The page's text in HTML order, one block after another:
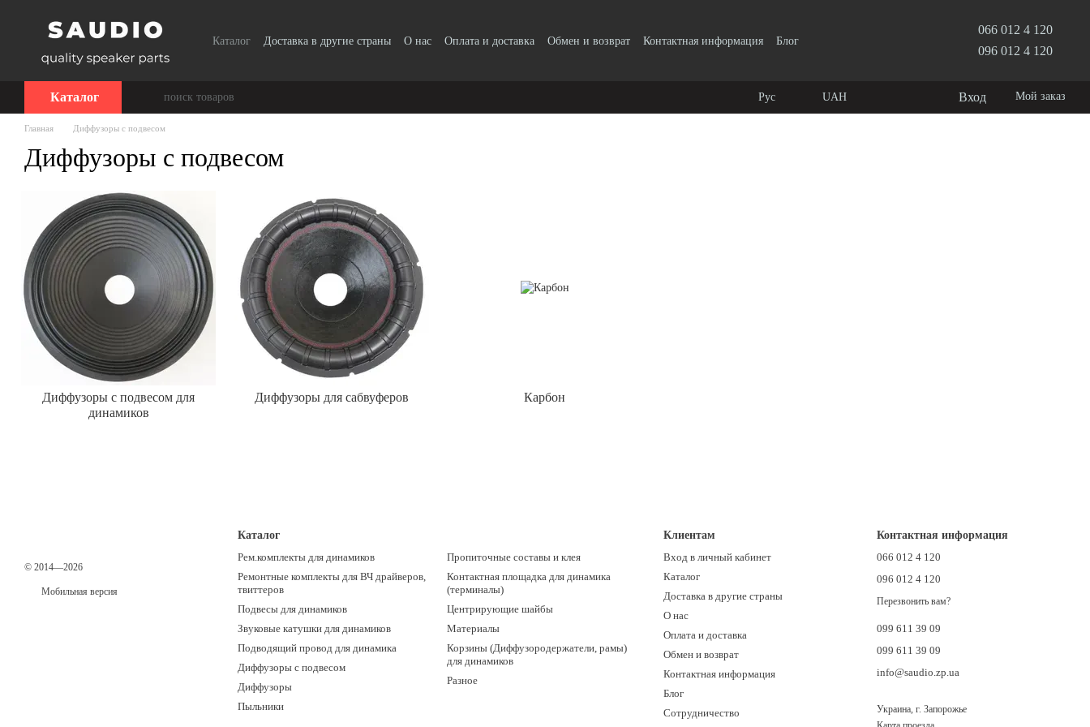
Каталог Доставка в другие страны О нас Оплата и доставка Обмен и возврат Контактная информация
Блог
066 012 4 120
096 012 4 120
Каталог Рус UAH Вход Мой заказ
Главная Диффузоры с подвесом
Диффузоры с подвесом
Диффузоры с подвесом для
динамиков
Диффузоры для сабвуферов Карбон
© 2014—2026
Мобильная версия
Каталог
Рем.комплекты для динамиков
Ремонтные комплекты для ВЧ драйверов,
твиттеров
Подвесы для динамиков
Звуковые катушки для динамиков
Подводящий провод для динамика
Диффузоры с подвесом
Диффузоры
Пыльники
Пропиточные составы и клея
Контактная площадка для динамика
(терминалы)
Центрирующие шайбы
Материалы
Корзины (Диффузородержатели, рамы)
для динамиков
Разное
Клиентам
Вход в личный кабинет
Каталог
Доставка в другие страны
О нас
Оплата и доставка
Обмен и возврат
Контактная информация
Блог
Сотрудничество
Контактная информация
066 012 4 120
096 012 4 120
Перезвонить вам?
099 611 39 09
099 611 39 09
info@saudio.zp.ua
Украина, г. Запорожье